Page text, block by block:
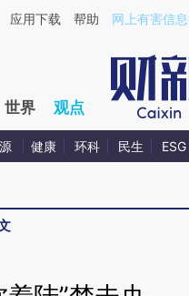
OnteMZ3Y](https://
应用下载 帮助 网上有害信
世界 观点
健康 环科 民生 ESG